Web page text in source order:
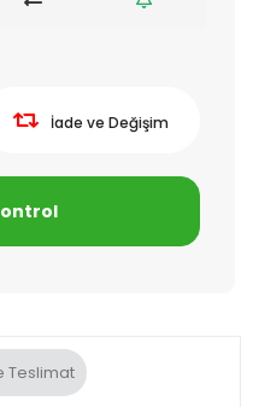
İade ve Değişim
Teslimat